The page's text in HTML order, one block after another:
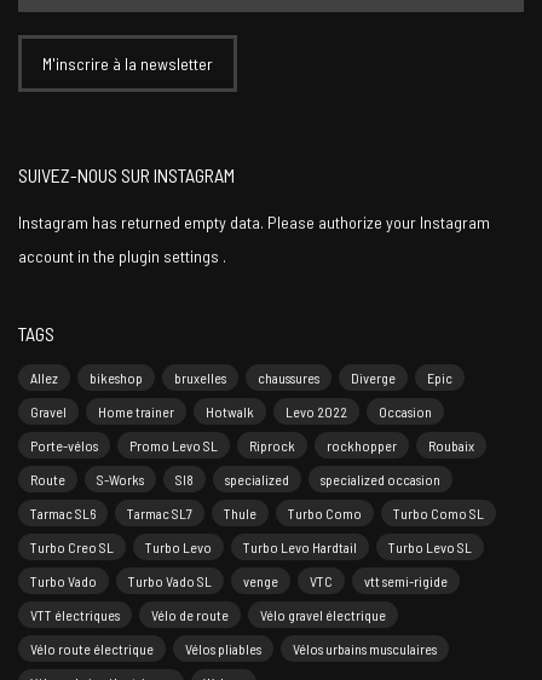
SUIVEZ-NOUS SUR INSTAGRAM
Instagram has returned empty data. Please authorize your Instagram
account in the plugin settings .
TAGS
Allez bikeshop bruxelles chaussures Diverge
Epic
Gravel
Home trainer Hotwalk Levo 2022
Occasion
Porte-vélos
Promo Levo SL Riprock rockhopper
Roubaix
Route
S-Works Sl8 specialized
specialized occasion
Tarmac SL6
Tarmac SL7 Thule Turbo Como
Turbo Como SL
Turbo Creo SL
Turbo Levo Turbo Levo Hardtail
Turbo Levo SL
Turbo Vado
Turbo Vado SL venge VTC
vtt semi-rigide
VTT électriques
Vélo de route
Vélo gravel électrique
Vélo route électrique
Vélos pliables
Vélos urbains musculaires